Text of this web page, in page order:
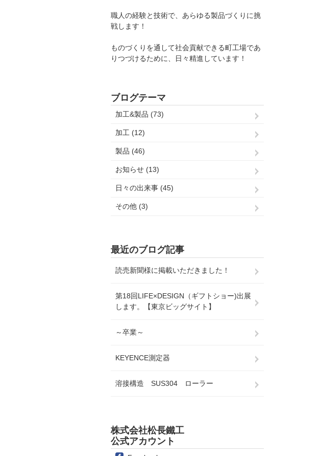
職人の経験と技術で、あらゆる製品づくりに挑
戦します！
ものづくりを通して社会貢献できる町工場であ
りつづけるために、日々精進しています！
ブログテーマ
加工&製品 (73)
加工 (12)
製品 (46)
お知らせ (13)
日々の出来事 (45)
その他 (3)
最近のブログ記事
読売新聞様に掲載いただきました！
第18回LIFE×DESIGN（ギフトショー)出展
します。【東京ビッグサイト】
～卒業～
KEYENCE測定器
溶接構造 SUS304 ローラー
株式会社松長鐵工
公式アカウント